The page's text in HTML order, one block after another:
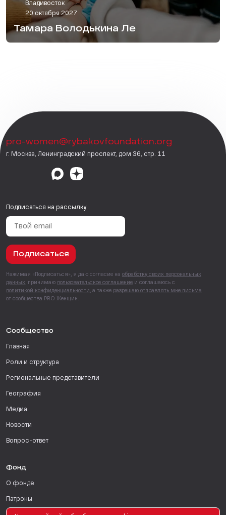
Владивосток
20 октября 2027
Тамара Володькина Ле
pro-women@rybakovfoundation.org
г. Москва, Ленинградский проспект, дом 36, стр. 11
Подписаться на рассылку
Подписаться
Нажимая «Подписаться», я даю согласие на обработку своих персональных
данных , принимаю пользовательское соглашение и соглашаюсь с
политикой конфиденциальности , а также разрешаю отправлять мне письма
от сообщества PRO Женщин.
Сообщество
Главная
Роли и структура
Региональные представители
География
Медиа
Новости
Вопрос-ответ
Фонд
О фонде
Патроны